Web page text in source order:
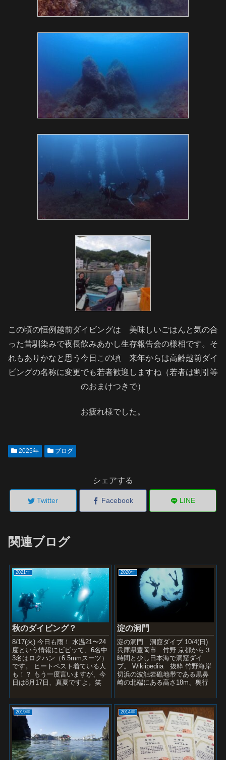
この頃の恒例越前ダイビングは 美味しいごはんと気の合
った昔馴染みで夜長飲みあかし生存報告会の様相です。そ
れもありかなと思う今日この頃 来年からは高齢越前ダイ
ビングの名称に変更でも若者歓迎しますね（若者は割引等
のおまけつきで）
お疲れ様でした。
2025年 ブログ
シェアする
Twitter Facebook LINE
関連ブログ
2021年
秋のダイビング？
8/17(火) 今日も雨！ 水温21〜24
度という情報にビビッて、6名中
3名はロクハン（6.5mmスーツ）
です。 ヒートベスト着ている人
も！？ もう一度言いますが、今
日は8月17日、真夏ですよ。笑
2020年
淀の洞門
淀の洞門 洞窟ダイブ 10/4(日)
兵庫県豊岡市 竹野 京都から３
時間と少し日本海で洞窟ダイ
ブ。 Wikiipediia 抜粋 竹野海岸
切浜の波触岩礁地帯である黒鼻
崎の北端にある高さ18m、奥行
2019年 2014年